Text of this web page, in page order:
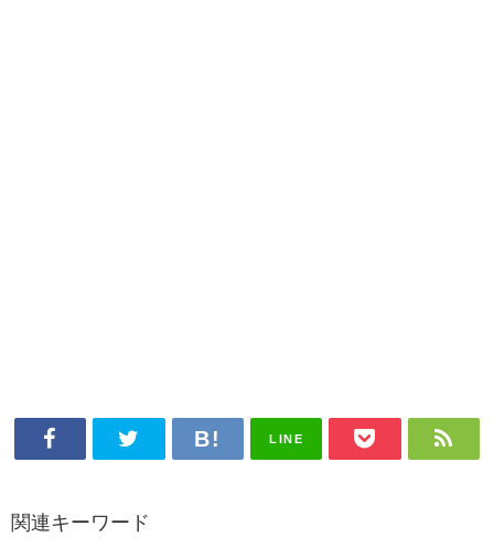
LINE
関連キーワード